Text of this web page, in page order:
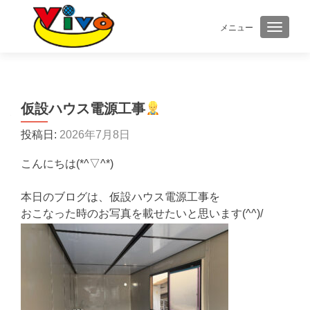
メニュー ナビゲ
仮設ハウス電源工事
投稿日: 2026年7月8日
こんにちは(*^▽^*)
本日のブログは、仮設ハウス電源工事を
おこなった時のお写真を載せたいと思います(^^)/